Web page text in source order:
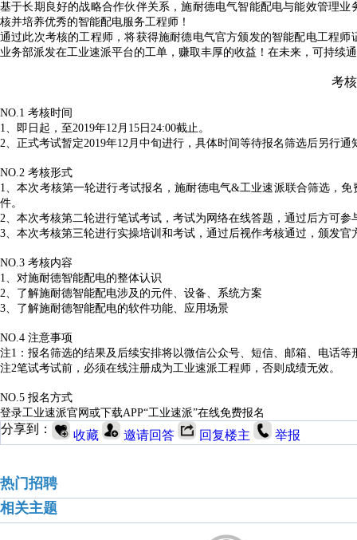
基于长期良好的战略合作伙伴关系，施耐德电气智能配电与能效管理
核并培养优秀的智能配电服务工程师！
通过此次考核的工程师，将获得施耐德电气官方颁发的智能配电工程
业务部派发在工业速派平台的工单，赚取丰厚的收益！在未来，可持续
考
NO.1 考核时间
1、即日起，至2019年12月15日24:00截止。
2、正式考试暂定2019年12月中旬进行，具体时间等待报名筛选后另行通
NO.2 考核形式
1、本次考核第一轮进行考试报名，施耐德电气&工业速派联合筛选，
件。
2、本次考核第二轮进行笔试考试，考试为网络在线答题，通过后方可参
3、本次考核第三轮进行实操培训和考试，通过后视作考核通过，颁发
NO.3 考核内容
1、对施耐德智能配电的整体认识
2、了解施耐德智能配电涉及的元件、设备、系统方案
3、了解施耐德智能配电的软件功能、应用场景
NO.4 注意事项
注1：报名筛选的结果及后续安排将以微信公众号、短信、邮箱、电话等
注2笔试考试前，必须在线注册成为工业速派工程师，否则成绩无效。
NO.5 报名方式
登录工业速派官网或下载APP“工业速派”在线免费报名
分享到： 收藏 邀请回答 回复楼主 举报
热门招聘
相关主题